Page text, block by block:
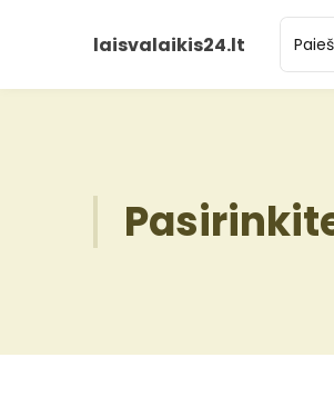
laisvalaikis24.lt